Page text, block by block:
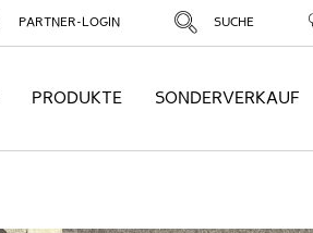
PARTNER-LOGIN SUCHE
PRODUKTE SONDERVERKAUF